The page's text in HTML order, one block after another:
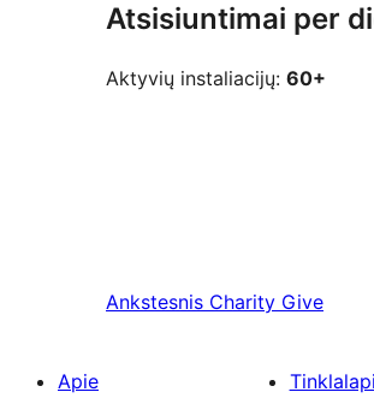
Atsisiuntimai per
Aktyvių instaliacijų: 60+
Ankstesnis Charity Give
Apie